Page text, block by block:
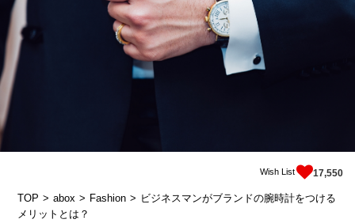
TOP abox Fashion
ビジネスマンがブランドの腕時計をつける
メリットとは？
Wish List 17,550